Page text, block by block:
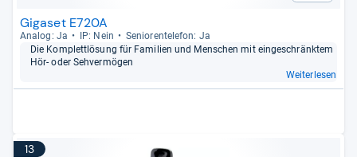
Gigaset E720A
Ana­log: Ja IP: Nein
Senio­ren­te­le­fon: Ja
Die Kom­plett­lö­sung für Fami­lien und Men­schen mit ein­ge­schränk­tem
Hör-​ oder Seh­ver­mö­gen
Weiterlesen
13